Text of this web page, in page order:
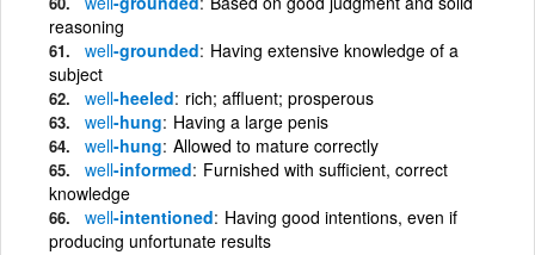
reasoning
well-grounded Having extensive knowledge of a
subject
well-heeled rich; affluent; prosperous
well-hung Having a large penis
well-hung Allowed to mature correctly
well-informed Furnished with sufficient, correct
knowledge
well-intentioned Having good intentions, even if
producing unfortunate results